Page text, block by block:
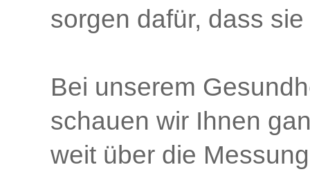
sorgen dafür, dass
Bei unserem
schauen wir Ihnen
weit über die